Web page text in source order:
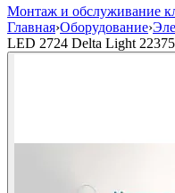
Монтаж и обслуживание
Главная›Оборудование›
LED 2724 Delta Light